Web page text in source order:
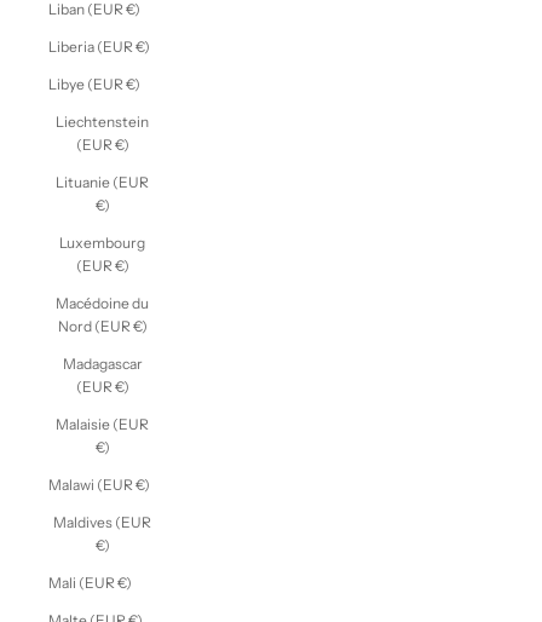
Liban (EUR €)
Liberia (EUR €)
Libye (EUR €)
Liechtenstein
(EUR €)
Lituanie (EUR
€)
Luxembourg
(EUR €)
Macédoine du
Nord (EUR €)
Madagascar
(EUR €)
Malaisie (EUR
€)
Malawi (EUR €)
Maldives (EUR
€)
Mali (EUR €)